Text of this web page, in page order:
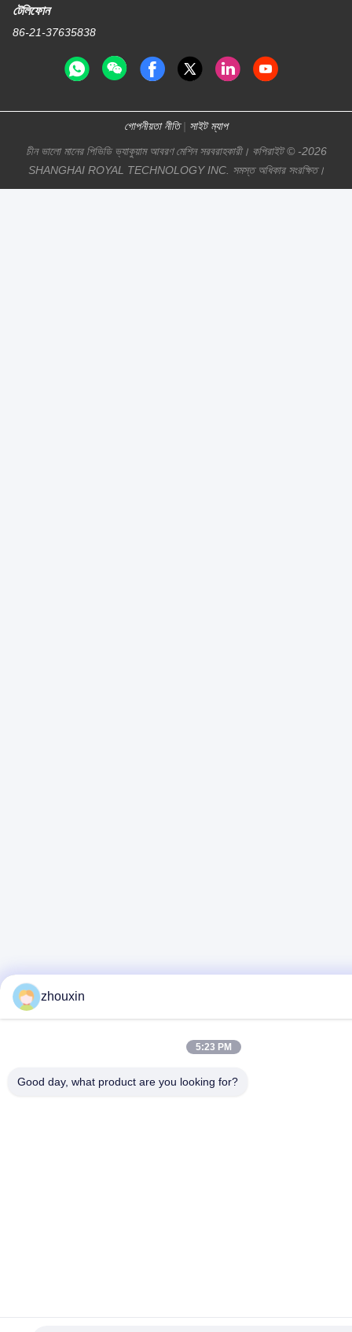
টেলিফোন
86-21-37635838
গোপনীয়তা নীতি| সাইট ম্যাপ
চীন ভালো মানের পিভিডি ভ্যাকুয়াম আবরণ মেশিন সরবরাহকারী। কপিরাইট © -2026
SHANGHAI ROYAL TECHNOLOGY INC. সমস্ত অধিকার সংরক্ষিত।
zhouxin
5:23 PM
Good day, what product are you looking for?